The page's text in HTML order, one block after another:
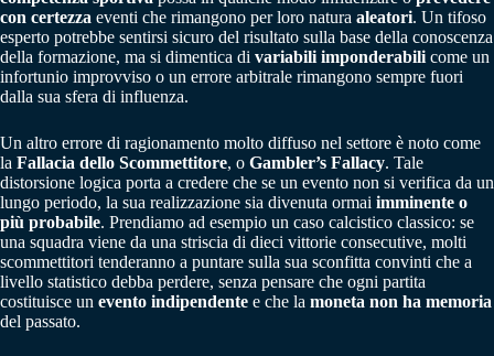
con certezza eventi che rimangono per loro natura aleatori. Un tifoso
esperto potrebbe sentirsi sicuro del risultato sulla base della conoscenza
della formazione, ma si dimentica di variabili imponderabili come un
infortunio improvviso o un errore arbitrale rimangono sempre fuori
dalla sua sfera di influenza.
Un altro errore di ragionamento molto diffuso nel settore è noto come
la Fallacia dello Scommettitore, o Gambler’s Fallacy. Tale
distorsione logica porta a credere che se un evento non si verifica da un
lungo periodo, la sua realizzazione sia divenuta ormai imminente o
più probabile. Prendiamo ad esempio un caso calcistico classico: se
una squadra viene da una striscia di dieci vittorie consecutive, molti
scommettitori tenderanno a puntare sulla sua sconfitta convinti che a
livello statistico debba perdere, senza pensare che ogni partita
costituisce un evento indipendente e che la moneta non ha memoria
del passato.